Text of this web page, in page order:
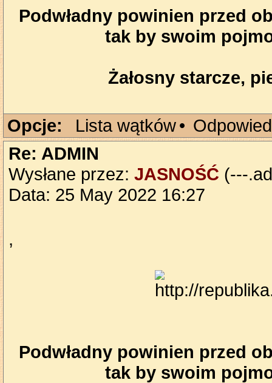
Podwładny powinien przed
tak by swoim
Żałosny starcze,
Opcje: Lista wątków•
Re: ADMIN
Wysłane przez: JASNOŚĆ (---
Data: 25 May 2022 16:27
,
Podwładny powinien przed
tak by swoim